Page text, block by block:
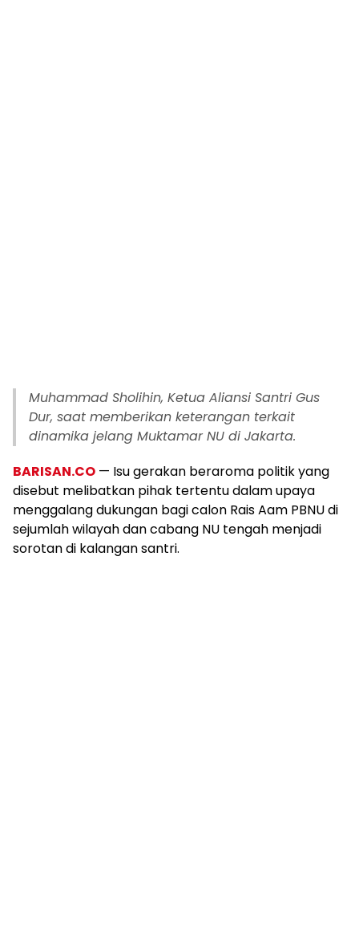
Muhammad Sholihin, Ketua Aliansi Santri Gus
Dur, saat memberikan keterangan terkait
dinamika jelang Muktamar NU di Jakarta.
BARISAN.CO — Isu gerakan beraroma politik yang
disebut melibatkan pihak tertentu dalam upaya
menggalang dukungan bagi calon Rais Aam PBNU di
sejumlah wilayah dan cabang NU tengah menjadi
sorotan di kalangan santri.